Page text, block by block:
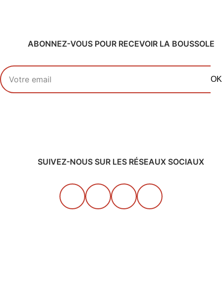
ABONNEZ-VOUS POUR RECEVOIR LA BOUSSOLE
Votre adresse email
OK
SUIVEZ-NOUS SUR LES RÉSEAUX SOCIAUX